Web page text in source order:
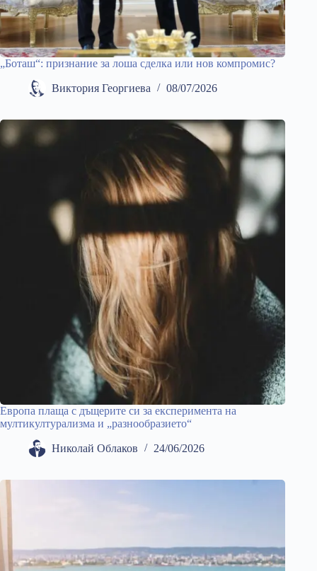
„Боташ“: признание за лоша сделка или нов компромис?
Виктория Георгиева 08/07/2026
Европа плаща с дъщерите си за експеримента на
мултикултурализма и „разнообразието“
Николай Облаков 24/06/2026